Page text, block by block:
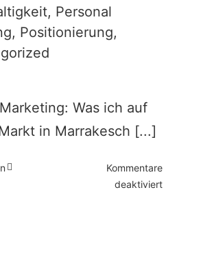
, Personal
, Positionierung,
Was ich auf
in Marrakesch [...]
Kommentare
deaktiviertfür